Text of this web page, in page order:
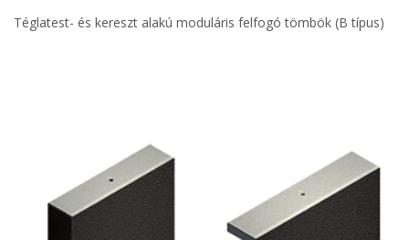
Téglatest- és kereszt alakú moduláris felfogó tömbök (B típus)